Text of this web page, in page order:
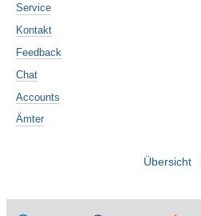
Service
Kontakt
Feedback
Chat
Accounts
Ämter
Übersicht